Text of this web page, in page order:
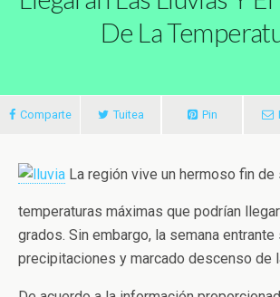
De La
Comparte Tuitea Pin
La región vive un hermoso fin de
temperaturas máximas que podrían
grados. Sin embargo, la semana
precipitaciones y marcado descenso de